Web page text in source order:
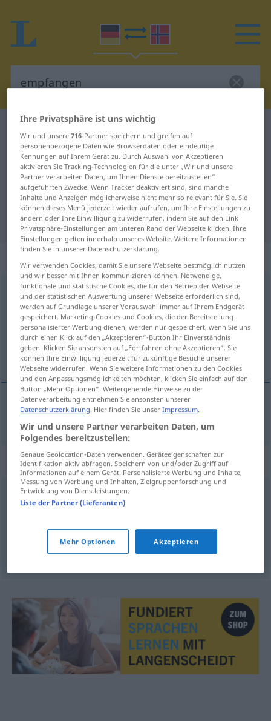
Deutsch-Norwegisch Übersetzung
für "empfangen"
"empfangen" Norwegisch
Übersetzung
empfangen
Übersicht aller Übersetzungen
(Für mehr Details die Übersetzung anklicken/antippen)
motta, ta imot
motta,taimot empfangen
Synonyme für "empfangen"
entgegennehmen,annehmen
aufnehmen (trächtig werden)
Ihre Privatsphäre ist uns wichtig
Wir und unsere716-Partner speichern und greifen auf
personenbezogene Daten wie Browserdaten oder eindeutige
Kennungen auf Ihrem Gerät zu. Durch Auswahl von Akzeptieren
aktivieren Sie Tracking-Technologien für die unter „Wir und unsere
Partner verarbeiten Daten, um Ihnen Dienste bereitzustellen“
aufgeführten Zwecke. Wenn Tracker deaktiviert sind, sind manche
Inhalte und Anzeigen möglicherweise nicht mehr so relevant für Sie. Sie
können dieses Menü jederzeit wieder aufrufen, um Ihre Einstellungen zu
ändern oder Ihre Einwilligung zu widerrufen, indem Sie auf den Link
Privatsphäre-Einstellungen am unteren Rand der Webseite klicken. Ihre
Einstellungen gelten innerhalb unseres Website. Weitere Informationen
finden Sie in unserer Datenschutzerklärung.
Wir verwenden Cookies, damit Sie unsere Webseite bestmöglich nutzen
und wir besser mit Ihnen kommunizieren können. Notwendige,
funktionale und statistische Cookies, die für den Betrieb der Webseite
und der statistischen Auswertung unserer Webseite erforderlich sind,
werden auf Grundlage unserer Vorauswahl immer auf Ihrem Endgerät
gespeichert. Marketing-Cookies und Cookies, die der Bereitstellung
personalisierter Werbung dienen, werden nur gespeichert, wenn Sie uns
durch einen Klick auf den „Akzeptieren“-Button Ihr Einverständnis
geben. Klicken Sie ansonsten auf „Fortfahren ohne Akzeptieren“. Sie
können Ihre Einwilligung jederzeit für zukünftige Besuche unserer
Webseite widerrufen. Wenn Sie weitere Informationen zu den Cookies
und den Anpassungsmöglichkeiten möchten, klicken Sie einfach auf den
Button „Mehr Optionen“. Weitergehende Hinweise zu der
Datenverarbeitung entnehmen Sie ansonsten unserer
Datenschutzerklärung. Hier finden Sie unserImpressum.
Wir und unsere Partner verarbeiten Daten, um
Folgendes bereitzustellen:
Genaue Geolocation-Daten verwenden. Geräteeigenschaften zur
Identifikation aktiv abfragen. Speichern von und/oder Zugriff auf
Informationen auf einem Gerät. Personalisierte Werbung und Inhalte,
Messung von Werbung und Inhalten, Zielgruppenforschung und
Entwicklung von Dienstleistungen.
Liste der Partner (Lieferanten)
Mehr Optionen Akzeptieren